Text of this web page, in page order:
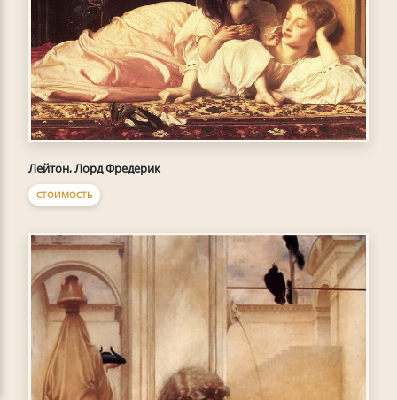
Лейтон, Лорд Фредерик
СТОИМОСТЬ